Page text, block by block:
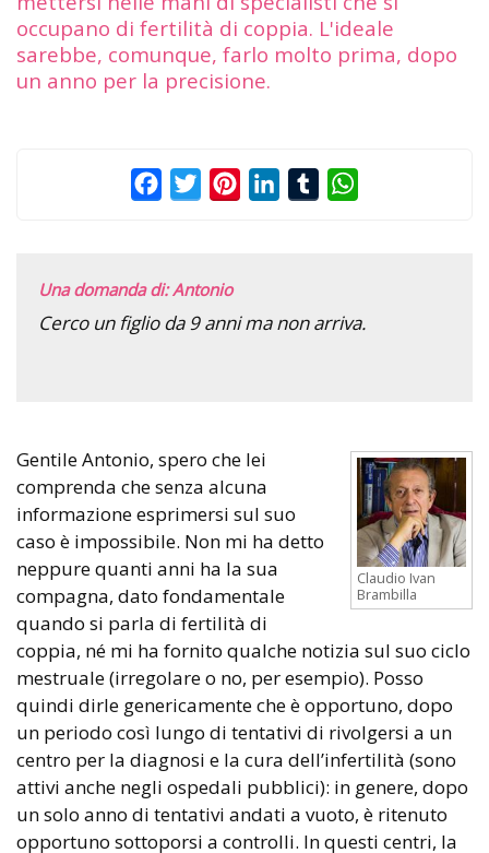
occupano di fertilità di coppia. L'ideale
sarebbe, comunque, farlo molto prima, dopo
un anno per la precisione.
FacebookTwitterPinterestLinkedInTumblr
Una domanda di: Antonio
Cerco un figlio da 9 anni ma non arriva.
Claudio Ivan
Brambilla
Gentile Antonio, spero che lei
comprenda che senza alcuna
informazione esprimersi sul suo
caso è impossibile. Non mi ha detto
neppure quanti anni ha la sua
compagna, dato fondamentale
quando si parla di fertilità di
coppia, né mi ha fornito qualche notizia sul suo ciclo
mestruale (irregolare o no, per esempio). Posso
quindi dirle genericamente che è opportuno, dopo
un periodo così lungo di tentativi di rivolgersi a un
centro per la diagnosi e la cura dell’infertilità (sono
attivi anche negli ospedali pubblici): in genere, dopo
un solo anno di tentativi andati a vuoto, è ritenuto
opportuno sottoporsi a controlli. In questi centri, la